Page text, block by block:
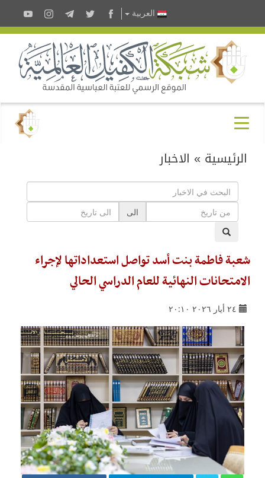
العربية
الرئيسية » الاخبار
الى
شعبة فاطمة بنت أسد تواصل استعداداتها لإجراء
الامتحانات النهائية للعام الدراسي الحالي
٢٤ أيار ٢٠٢٦ ٢٠:١٠